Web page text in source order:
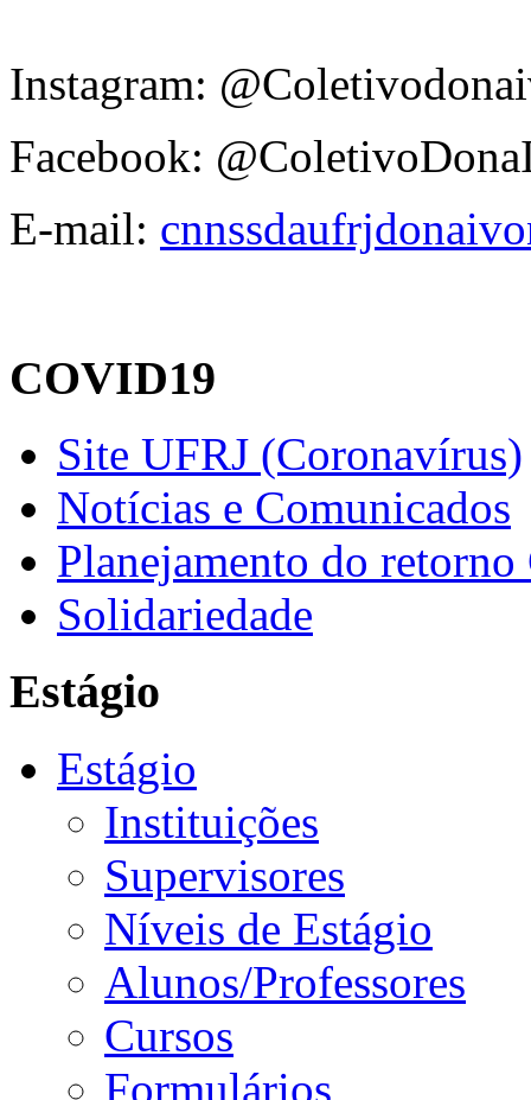
Instagram:
Facebook:
E-mail:
COVID19
Site UFRJ (Coronavírus)
Notícias e Comunicados
Planejamento do retorno
Solidariedade
Estágio
Estágio
Instituições
Supervisores
Níveis de Estágio
Alunos/Professores
Cursos
Formulários